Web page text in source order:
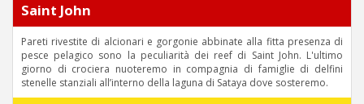
Saint John
Pareti rivestite di alcionari e gorgonie abbinate alla fitta presenza di
pesce pelagico sono la peculiarità dei reef di Saint John. L'ultimo
giorno di crociera nuoteremo in compagnia di famiglie di delfini
stenelle stanziali all’interno della laguna di Sataya dove sosteremo.